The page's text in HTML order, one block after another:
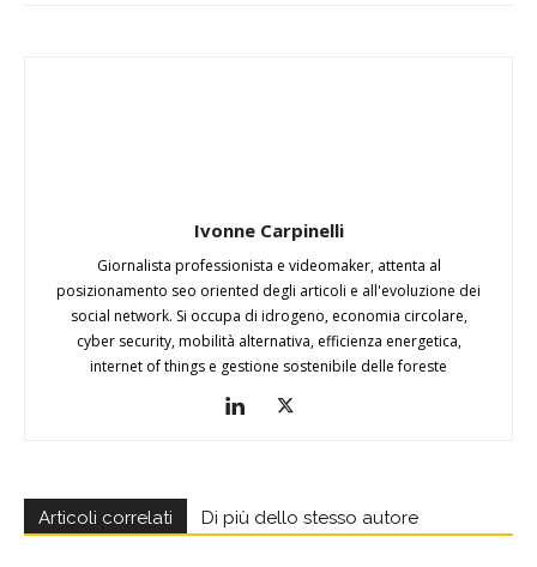
Ivonne Carpinelli
Giornalista professionista e videomaker, attenta al
posizionamento seo oriented degli articoli e all'evoluzione dei
social network. Si occupa di idrogeno, economia circolare,
cyber security, mobilità alternativa, efficienza energetica,
internet of things e gestione sostenibile delle foreste
Articoli correlati Di più dello stesso autore